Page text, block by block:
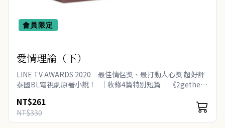
醫療保健 (55)
人文史哲 (73)
會員限定
愛情理論（下）
LINE TV AWARDS 2020 最佳情侶獎、最打動人心獎 超好評
泰國BL電視劇原著小說！ ｜收錄4篇特別短篇 ｜《2gether
NT$261
NT$330